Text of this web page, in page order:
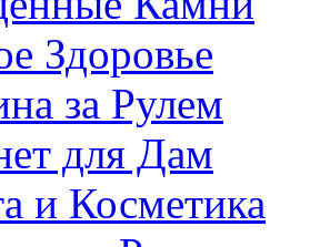
Здоровье
за Рулем
для Дам
и Косметика